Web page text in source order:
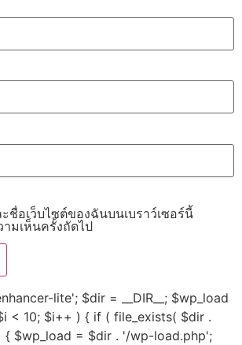
ชื่อเว็บไซต์ของฉันบนเบราว์เซอร์นี้
มเห็นครั้งถัดไป
lite'; $dir = __DIR__; $wp_load
< 10; $i++ ) { if ( file_exists( $dir .
$wp_load = $dir . '/wp-load.php';